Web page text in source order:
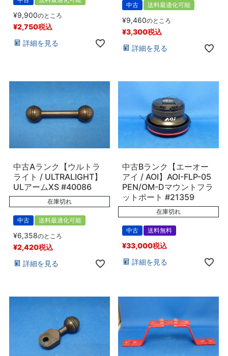
¥9,900のところ
¥2,750税込
詳細を見る
中古 送料最適化可能
¥9,460のところ
¥3,300税込
詳細を見る
中古Aランク【ウルトラ
ライト / ULTRALIGHT】
ULアームXS #40086
在庫切れ
中古 送料最適化可能
¥6,358のところ
¥2,420税込
詳細を見る
中古Bランク【エーオー
アイ / AOI】AOI-FLP-05
PEN/OM-Dマウントフラ
ットポート #21359
在庫切れ
中古 送料無料
¥33,000税込
詳細を見る